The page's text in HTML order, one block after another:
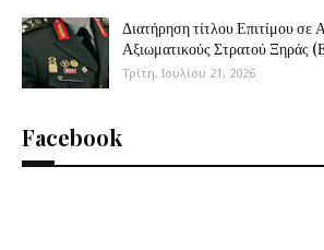
Διατήρηση τίτλου Επιτίμου σε
Αξιωματικούς Στρατού
Τρίτη, Ιουλίου 21, 2026
Facebook